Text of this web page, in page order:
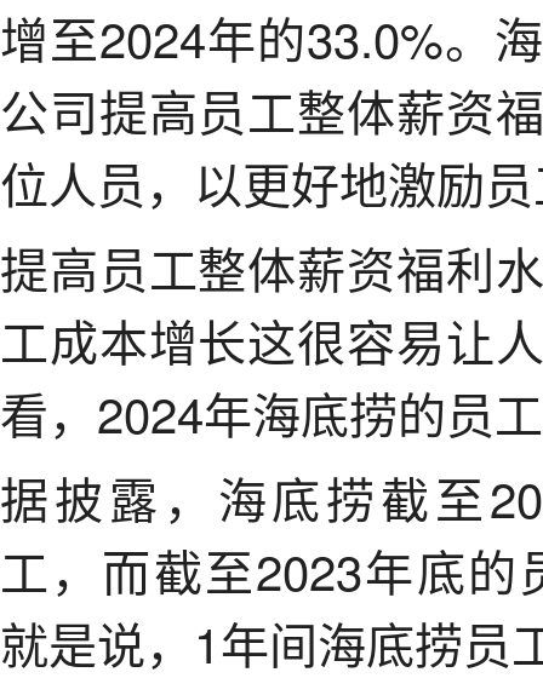
增至2024年的33.0%。
公司提高员工整体薪资
位人员，以更好地激励
提高员工整体薪资福利
工成本增长这很容易让
看，2024年海底捞的员
据披露，海底捞截至
工，而截至2023年底的
就是说，1年间海底捞员